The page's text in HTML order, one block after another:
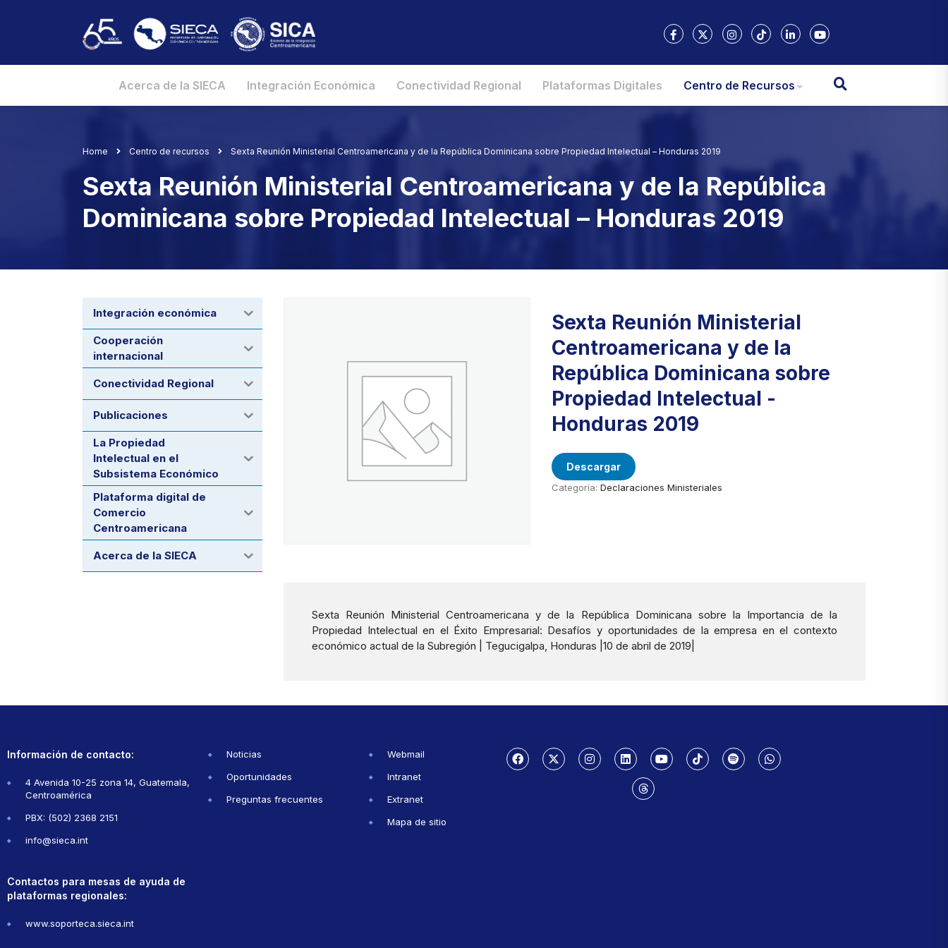
Acerca de la SIECA Integración Económica Conectividad Regional Plataformas Digitales Centro de Recursos
Home Centro de recursos Sexta Reunión Ministerial Centroamericana y de la República Dominicana sobre Propiedad Intelectual – Honduras 2019
Sexta Reunión Ministerial Centroamericana y de la República
Dominicana sobre Propiedad Intelectual – Honduras 2019
Sexta Reunión Ministerial
Centroamericana y de la
República Dominicana sobre
Propiedad Intelectual -
Honduras 2019
Descargar
Categoría: Declaraciones Ministeriales
Sexta Reunión Ministerial Centroamericana y de la República Dominicana sobre la Importancia de la
Propiedad Intelectual en el Éxito Empresarial: Desafíos y oportunidades de la empresa en el contexto
económico actual de la Subregión | Tegucigalpa, Honduras |10 de abril de 2019|
Integración económica
Cooperación
internacional
Conectividad Regional
Publicaciones
La Propiedad
Intelectual en el
Subsistema Económico
Plataforma digital de
Comercio
Centroamericana
Acerca de la SIECA
Información de contacto:
4 Avenida 10-25 zona 14, Guatemala,
Centroamérica
PBX: (502) 2368 2151
info@sieca.int
Contactos para mesas de ayuda de
plataformas regionales:
www.soporteca.sieca.int
Noticias
Oportunidades
Preguntas frecuentes
Webmail
Intranet
Extranet
Mapa de sitio